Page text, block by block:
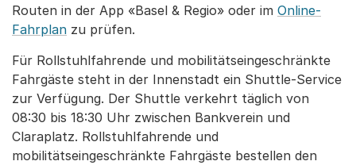
Routen in der App «Basel & Regio» oder im Online-
Fahrplan zu prüfen.
Für Rollstuhlfahrende und mobilitätseingeschränkte
Fahrgäste steht in der Innenstadt ein Shuttle-Service
zur Verfügung. Der Shuttle verkehrt täglich von
08:30 bis 18:30 Uhr zwischen Bankverein und
Claraplatz. Rollstuhlfahrende und
mobilitätseingeschränkte Fahrgäste bestellen den